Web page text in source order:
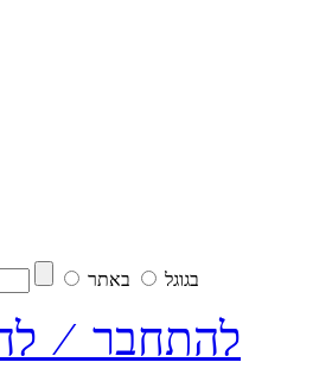
בגוגל באתר
להתחבר ⁄